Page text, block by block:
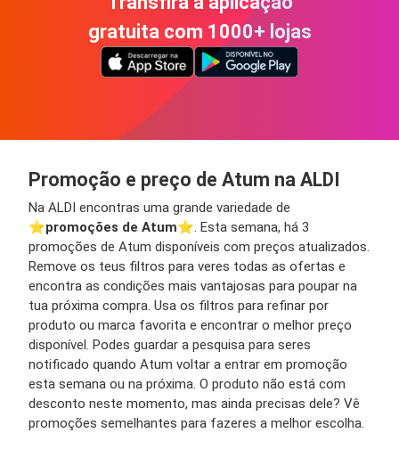
gratuita com 1000+ lojas
Promoção e preço de Atum na ALDI
Na ALDI encontras uma grande variedade de
⭐️promoções de Atum⭐️. Esta semana, há 3
promoções de Atum disponíveis com preços atualizados.
Remove os teus filtros para veres todas as ofertas e
encontra as condições mais vantajosas para poupar na
tua próxima compra. Usa os filtros para refinar por
produto ou marca favorita e encontrar o melhor preço
disponível. Podes guardar a pesquisa para seres
notificado quando Atum voltar a entrar em promoção
esta semana ou na próxima. O produto não está com
desconto neste momento, mas ainda precisas dele? Vê
promoções semelhantes para fazeres a melhor escolha.